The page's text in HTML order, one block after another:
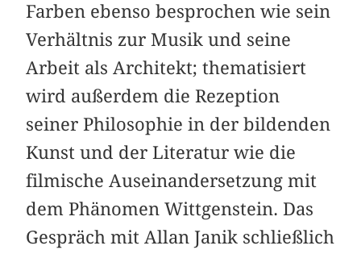
Farben ebenso besprochen wie sein
Verhältnis zur Musik und seine
Arbeit als Architekt; thematisiert
wird außerdem die Rezeption
seiner Philosophie in der bildenden
Kunst und der Literatur wie die
filmische Auseinandersetzung mit
dem Phänomen Wittgenstein. Das
Gespräch mit Allan Janik schließlich